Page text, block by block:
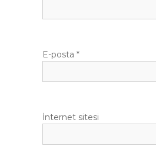
E-posta *
İnternet sitesi